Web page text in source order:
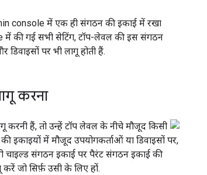
console में एक ही संगठन की इकाई में रखा
में की गई सभी सेटिंग, टॉप-लेवल की इस संगठन
पर भी लागू होती हैं.
करना
हैं, तो उन्हें टॉप लेवल के नीचे मौजूद किसी
में मौजूद उपयोगकर्ताओं या डिवाइसों पर,
संगठन इकाई पर पैरंट संगठन इकाई की
जो सिर्फ़ उसी के लिए हों.